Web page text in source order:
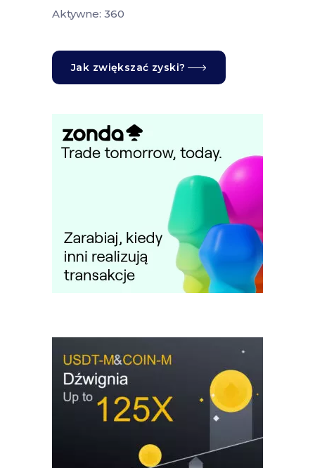
Aktywne: 360
Jak zwiększać zyski?